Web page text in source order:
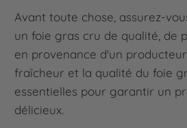
Avant toute chose, assurez-
un foie gras cru de qualité, de
en provenance d'un
fraîcheur et la qualité du foie
essentielles pour garantir un
délicieux.